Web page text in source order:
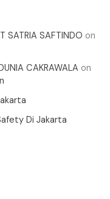
SAFTINDO on
CAKRAWALA on
Di Jakarta